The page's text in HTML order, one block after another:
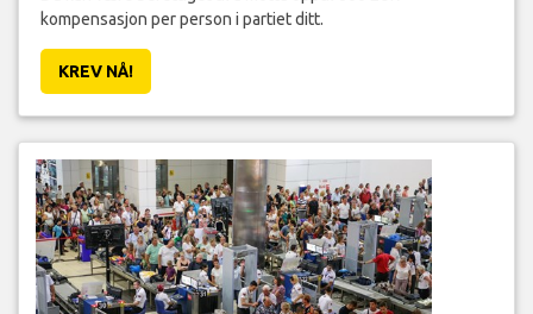
kompensasjon per person i partiet ditt.
KREV NÅ!